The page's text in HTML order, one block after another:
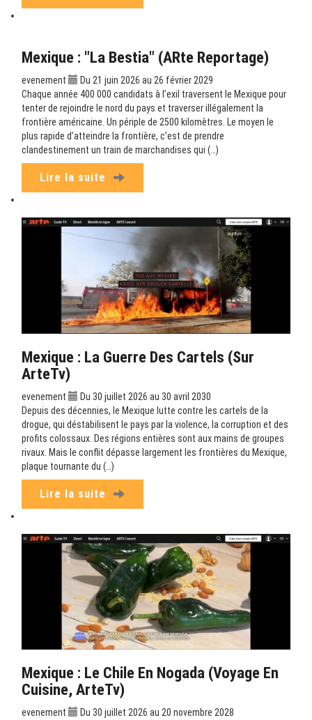
Mexique : "La Bestia" (ARte Reportage)
evenement
Du 21 juin 2026 au 26 février 2029
Chaque année 400 000 candidats à l’exil traversent le Mexique pour
tenter de rejoindre le nord du pays et traverser illégalement la
frontière américaine. Un périple de 2500 kilomètres. Le moyen le
plus rapide d’atteindre la frontière, c’est de prendre
clandestinement un train de marchandises qui (…)
Lire la suite
Mexique : La Guerre Des Cartels (sur
ArteTv)
evenement
Du 30 juillet 2026 au 30 avril 2030
Depuis des décennies, le Mexique lutte contre les cartels de la
drogue, qui déstabilisent le pays par la violence, la corruption et des
profits colossaux. Des régions entières sont aux mains de groupes
rivaux. Mais le conflit dépasse largement les frontières du Mexique,
plaque tournante du (…)
Lire la suite
Mexique : Le Chile En Nogada (Voyage En
Cuisine, ArteTv)
evenement
Du 30 juillet 2026 au 20 novembre 2028